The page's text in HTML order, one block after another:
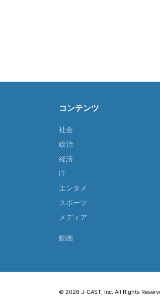
コンテンツ
社会
政治
経済
IT
エンタメ
スポーツ
メディア
動画
© 2026 J-CAST, Inc. All Rights